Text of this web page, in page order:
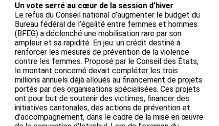
Un vote serré au cœur de la session d’hiver
Le refus du Conseil national d’augmenter le budget du
Bureau fédéral de l’égalité entre femmes et hommes
(BFEG) a déclenché une mobilisation rare par son
ampleur et sa rapidité. En jeu: un crédit destiné à
renforcer les mesures de prévention de la violence
contre les femmes. Proposé par le Conseil des États,
le montant concerné devait compléter les trois
millions annuels déjà alloués au financement de projets
portés par des organisations spécialisées. Ces projets
ont pour but de soutenir des victimes, financer des
initiatives cantonales, des actions de prévention et
d’accompagnement, dans le cadre de la mise en œuvre